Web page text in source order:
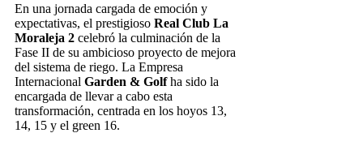
En una jornada cargada de emoción y
expectativas, el prestigioso Real Club La
Moraleja 2 celebró la culminación de la
Fase II de su ambicioso proyecto de mejora
del sistema de riego. La Empresa
Internacional Garden & Golfha sido la
encargada de llevar a cabo esta
transformación, centrada en los hoyos 13,
14, 15 y el green 16.